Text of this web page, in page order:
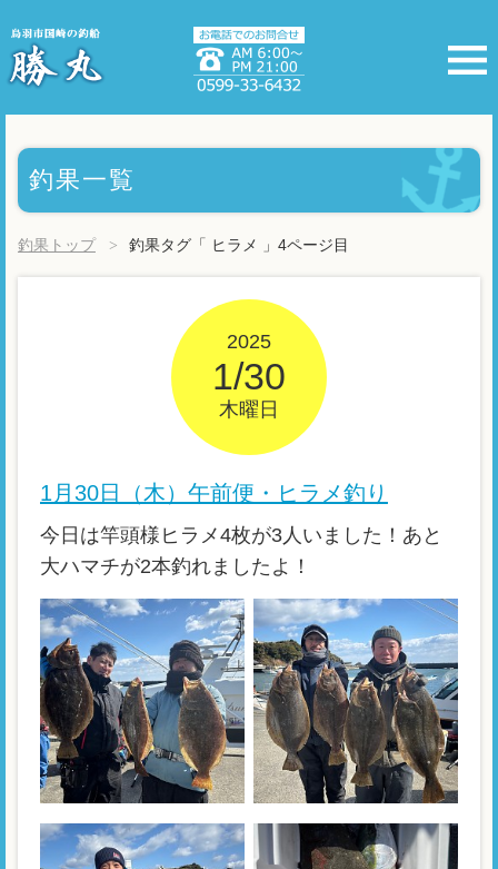
釣果一覧
釣果トップ 釣果タグ「 ヒラメ 」4ページ目
2025
1/30
木曜日
1月30日（木）午前便・ヒラメ釣り
今日は竿頭様ヒラメ4枚が3人いました！あと
大ハマチが2本釣れましたよ！